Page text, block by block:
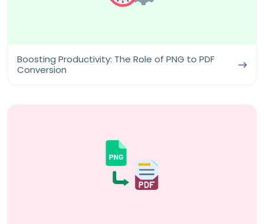
Boosting Productivity: The Role of PNG to PDF
Conversion